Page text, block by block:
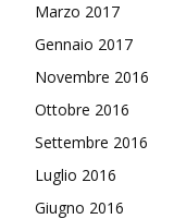
Marzo 2017
Gennaio 2017
Novembre 2016
Ottobre 2016
Settembre 2016
Luglio 2016
Giugno 2016